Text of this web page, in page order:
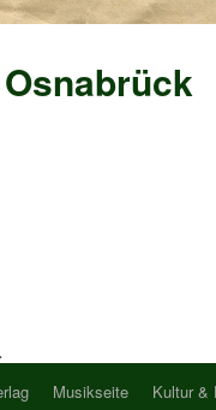
Musikseite Kultur &